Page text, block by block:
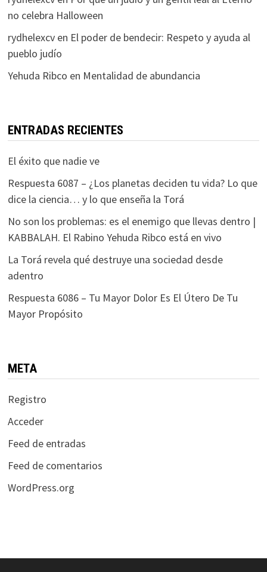
no celebra Halloween
rydhelexcven El poder de bendecir: Respeto y ayuda al
pueblo judío
Yehuda Ribco en Mentalidad de abundancia
ENTRADAS RECIENTES
El éxito que nadie ve
Respuesta 6087 – ¿Los planetas deciden tu vida? Lo que
dice la ciencia… y lo que enseña la Torá
No son los problemas: es el enemigo que llevas dentro |
KABBALAH. El Rabino Yehuda Ribco está en vivo
La Torá revela qué destruye una sociedad desde
adentro
Respuesta 6086 – Tu Mayor Dolor Es El Útero De Tu
Mayor Propósito
META
Registro
Acceder
Feed de entradas
Feed de comentarios
WordPress.org